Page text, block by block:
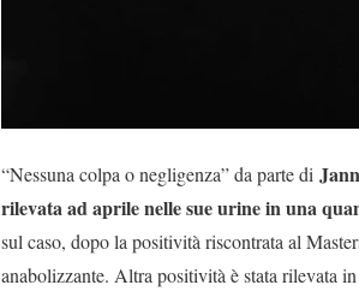
“Nessuna colpa o negligenza” da parte di
rilevata ad aprile nelle sue urine in una
sul caso, dopo la positività riscontrata al
anabolizzante. Altra positività è stata rilevata